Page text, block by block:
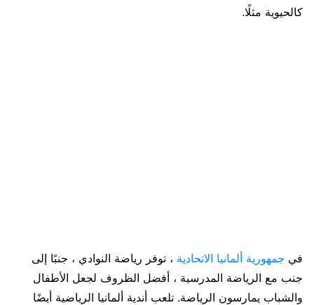
كالحيوية مثلًا.
في جمهورية ألمانيا الاتحادية ، توفر رياضة النوادي ، جنبًا إلى
جنب مع الرياضة المدرسية ، أفضل الظروف لجعل الأطفال
والشباب يمارسون الرياضة. تلعب أندية ألمانيا الرياضية أيضًا